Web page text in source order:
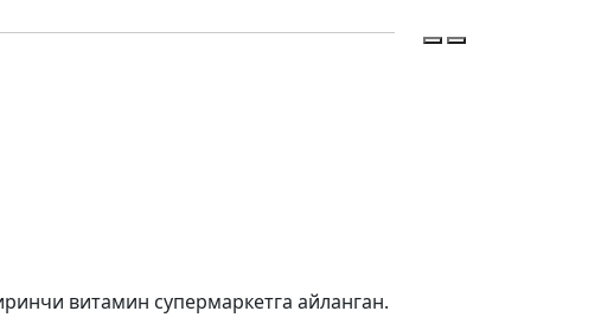
витамин супермаркетга айланган.